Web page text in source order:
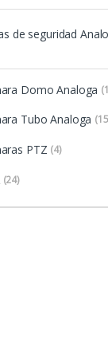
de seguridad
Domo Analoga
Tubo Analoga
PTZ (4)
(24)